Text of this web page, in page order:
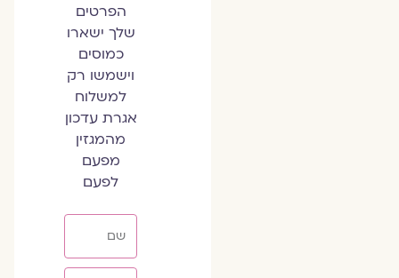
הפרטים
שלך ישארו
כמוסים
וישמשו רק
למשלוח
אגרת עדכון
מהמגזין
מפעם
לפעם